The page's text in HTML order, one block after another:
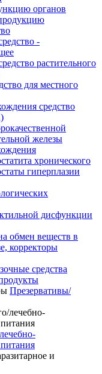
органов
-
растительного
для местного
средство
железы
хронического
гиперплазии
дисфункции
обмен веществ в
корректоры
средства
Презервативы/